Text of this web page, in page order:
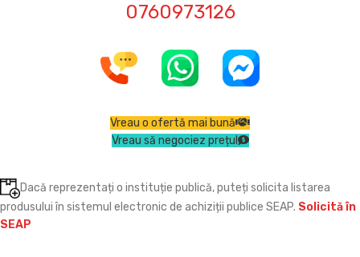
0760973126
Vreau o ofertă mai bună
Vreau să negociez prețul
Dacă reprezentați o instituție publică, puteți solicita listarea
produsului în sistemul electronic de achiziții publice SEAP. Solicită în
SEAP